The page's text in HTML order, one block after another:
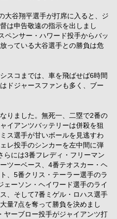
谷翔平選手が打席に入ると、ジ
は申告敬遠の指示を出しまし
ペンサー・ハワード投手からバッ
っている大谷選手との勝負は危
スコまでは、車を飛ばせば6時間
ドジャースファンも多く、ブー
りました。無死一、二塁で2番の
イアンツバッテリーは併殺を狙
ス選手が甘いボールを見逃すわ
レ投手のシンカーを左中間に弾
らには3番フレディ・フリーマン
ツーベース、4番テオスカー・ヘ
、5番クリス・テーラー選手のラ
ェーソン・ヘイワード選手のライ
、そして7番ミゲル・ロハス選手
量7点を奪って勝負を決めまし
ヤーブロー投手がジャイアンツ打